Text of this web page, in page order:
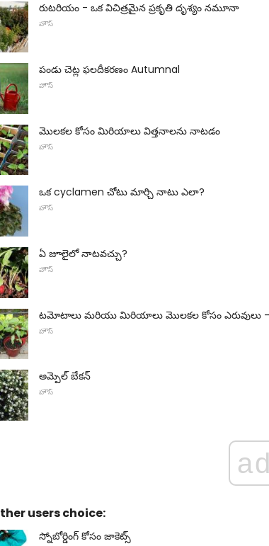
రుటరియం - ఒక విచిత్రమైన ప్రకృతి దృశ్యం నమూనా
హౌస్
పండు చెట్ల ఫలదీకరణం Autumnal
హౌస్
మొలకల కోసం మిరియాలు విత్తనాలను నాటడం
హౌస్
ఒక cyclamen చోటు మార్చి నాటు ఎలా?
హౌస్
ఏ జూలైలో నాటవచ్చు?
హౌస్
టమోటాలు మరియు మిరియాలు మొలకల కోసం ఎరువులు -
హౌస్
అమ్పెల్ బేకన్
హౌస్
ad
users choice:
స్నోబోర్డింగ్ కోసం జాకెట్స్